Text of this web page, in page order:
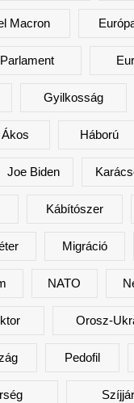
Macron
Gyilkosság
Háború
Joe Biden
Kábítószer
Migráció
NATO
Orosz-
Pedofil